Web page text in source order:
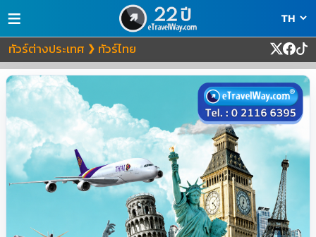
≡
ทัวร์ต่างประเทศ ❯ ทัวร์ไทย